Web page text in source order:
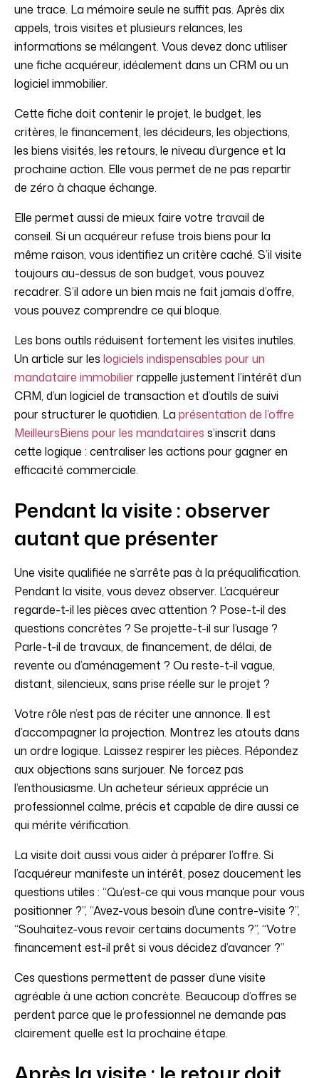
une trace. La mémoire seule ne suffit pas. Après dix
appels, trois visites et plusieurs relances, les
informations se mélangent. Vous devez donc utiliser
une fiche acquéreur, idéalement dans un CRM ou un
logiciel immobilier.
Cette fiche doit contenir le projet, le budget, les
critères, le financement, les décideurs, les objections,
les biens visités, les retours, le niveau d’urgence et la
prochaine action. Elle vous permet de ne pas repartir
de zéro à chaque échange.
Elle permet aussi de mieux faire votre travail de
conseil. Si un acquéreur refuse trois biens pour la
même raison, vous identifiez un critère caché. S’il visite
toujours au-dessus de son budget, vous pouvez
recadrer. S’il adore un bien mais ne fait jamais d’offre,
vous pouvez comprendre ce qui bloque.
Les bons outils réduisent fortement les visites inutiles.
Un article sur les logiciels indispensables pour un
mandataire immobilierrappelle justement l’intérêt d’un
CRM, d’un logiciel de transaction et d’outils de suivi
pour structurer le quotidien. La présentation de l’offre
MeilleursBiens pour les mandataires s’inscrit dans
cette logique : centraliser les actions pour gagner en
efficacité commerciale.
Pendant la visite : observer
autant que présenter
Une visite qualifiée ne s’arrête pas à la préqualification.
Pendant la visite, vous devez observer. L’acquéreur
regarde-t-il les pièces avec attention ? Pose-t-il des
questions concrètes ? Se projette-t-il sur l’usage ?
Parle-t-il de travaux, de financement, de délai, de
revente ou d’aménagement ? Ou reste-t-il vague,
distant, silencieux, sans prise réelle sur le projet ?
Votre rôle n’est pas de réciter une annonce. Il est
d’accompagner la projection. Montrez les atouts dans
un ordre logique. Laissez respirer les pièces. Répondez
aux objections sans surjouer. Ne forcez pas
l’enthousiasme. Un acheteur sérieux apprécie un
professionnel calme, précis et capable de dire aussi ce
qui mérite vérification.
La visite doit aussi vous aider à préparer l’offre. Si
l’acquéreur manifeste un intérêt, posez doucement les
questions utiles : “Qu’est-ce qui vous manque pour vous
positionner ?”, “Avez-vous besoin d’une contre-visite ?”,
“Souhaitez-vous revoir certains documents ?”, “Votre
financement est-il prêt si vous décidez d’avancer ?”
Ces questions permettent de passer d’une visite
agréable à une action concrète. Beaucoup d’offres se
perdent parce que le professionnel ne demande pas
clairement quelle est la prochaine étape.